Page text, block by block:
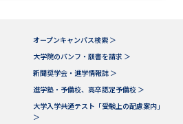
オープンキャンパス検索 ＞
大学院のパンフ・願書を請求 ＞
新聞奨学会・進学情報誌 ＞
進学塾・予備校、高卒認定予備校 ＞
大学入学共通テスト「受験上の配慮案内」
＞